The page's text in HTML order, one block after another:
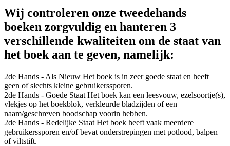
Wij controleren onze tweedehands
boeken zorgvuldig en hanteren 3
verschillende kwaliteiten om de staat van
het boek aan te geven, namelijk:
2de Hands - Als Nieuw Het boek is in zeer goede staat en heeft
geen of slechts kleine gebruikerssporen.
2de Hands - Goede Staat Het boek kan een leesvouw, ezelsoortje(s),
vlekjes op het boekblok, verkleurde bladzijden of een
naam/geschreven boodschap voorin hebben.
2de Hands - Redelijke Staat Het boek heeft vaak meerdere
gebruikerssporen en/of bevat onderstrepingen met potlood, balpen
of viltstift.